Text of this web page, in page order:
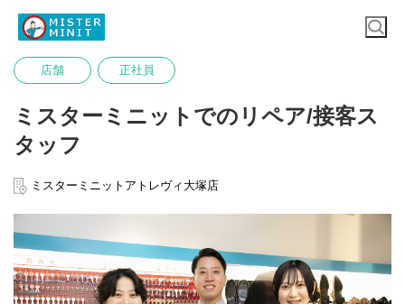
店舗 正社員
ミスターミニットでのリペア/接客ス
タッフ
ミスターミニットアトレヴィ大塚店